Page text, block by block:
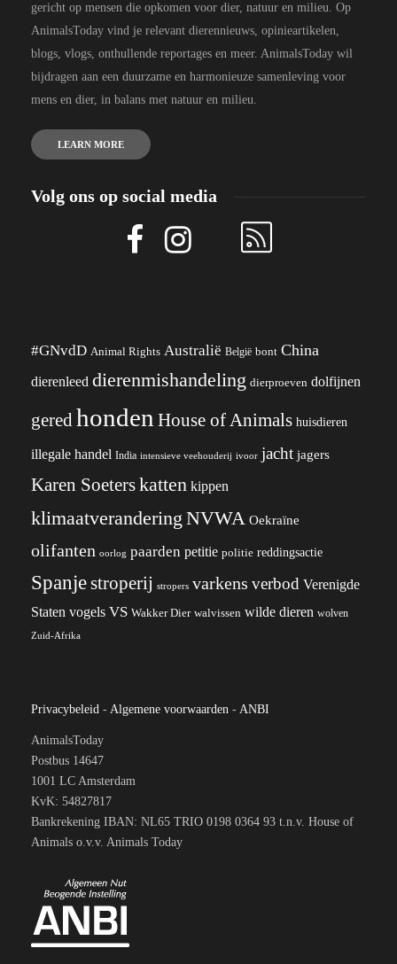
gericht op mensen die opkomen voor dier, natuur en milieu. Op
AnimalsToday vind je relevant dierennieuws, opinieartikelen,
blogs, vlogs, onthullende reportages en meer. AnimalsToday wil
bijdragen aan een duurzame en harmonieuze samenleving voor
mens en dier, in balans met natuur en milieu.
LEARN MORE
Volg ons op social media
#GNvdD Animal Rights Australië België bont China
dierenleed dierenmishandeling dierproeven dolfijnen
geredhonden House of Animals huisdieren
illegale handel India intensieve veehouderij ivoor jacht jagers
Karen Soeterskatten kippen
klimaatverandering NVWA Oekraïne
olifanten oorlog paarden petitie politie reddingsactie
Spanjestroperij stropers varkens verbod Verenigde
Staten vogels VS Wakker Dier walvissen wilde dieren wolven
Zuid-Afrika
Privacybeleid - Algemene voorwaarden - ANBI
AnimalsToday
Postbus 14647
1001 LC Amsterdam
KvK: 54827817
Bankrekening IBAN: NL65 TRIO 0198 0364 93 t.n.v. House of
Animals o.v.v. Animals Today